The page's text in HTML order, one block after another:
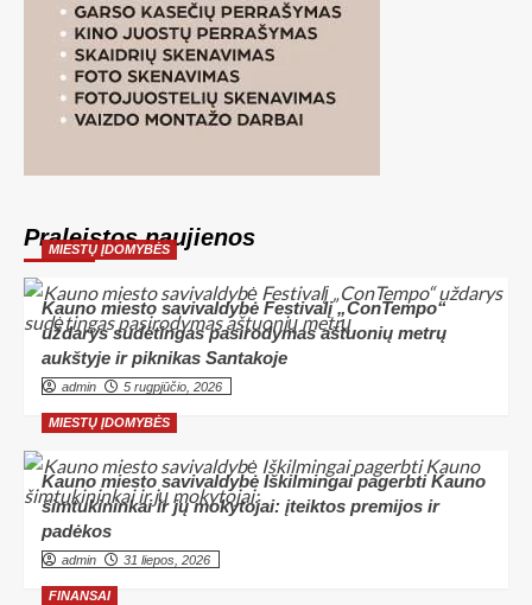
Praleistos naujienos
MIESTŲ ĮDOMYBĖS
Kauno miesto savivaldybė Festivalį „ConTempo“
uždarys sudėtingas pasirodymas aštuonių metrų
aukštyje ir piknikas Santakoje
admin 5 rugpjūčio, 2026
MIESTŲ ĮDOMYBĖS
Kauno miesto savivaldybė Iškilmingai pagerbti Kauno
šimtukininkai ir jų mokytojai: įteiktos premijos ir
padėkos
admin 31 liepos, 2026
FINANSAI